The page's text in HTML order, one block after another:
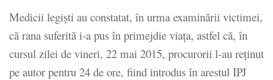
Medicii legişti au constatat, în urma examinării victimei,
că rana suferită i-a pus în primejdie viaţa, astfel că, în
cursul zilei de vineri, 22 mai 2015, procurorii l-au reţinut
pe autor pentru 24 de ore, fiind introdus în arestul IPJ